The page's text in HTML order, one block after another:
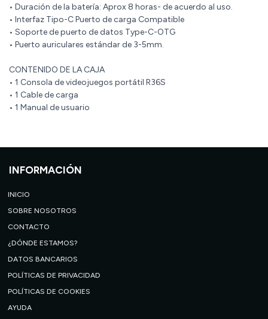
• Duración de la batería: Aprox 8 horas- de acuerdo al uso.
• Interfaz Tipo-C Puerto de carga Compatible
• Soporte de puerto de datos Type-C-OTG
• Puerto auriculares estándar de 3-5mm.
CONTENIDO DE LA CAJA
• 1 Consola de videojuegos portátil R36S
• 1 Cable de carga
• 1 Manual de usuario
INFORMACIÓN
INICIO
SOBRE NOSOTROS
CONTACTO
¿DÓNDE ESTAMOS?
DATOS BANCARIOS
POLÍTICAS DE PRIVACIDAD
POLÍTICAS DE COOKIES
AYUDA